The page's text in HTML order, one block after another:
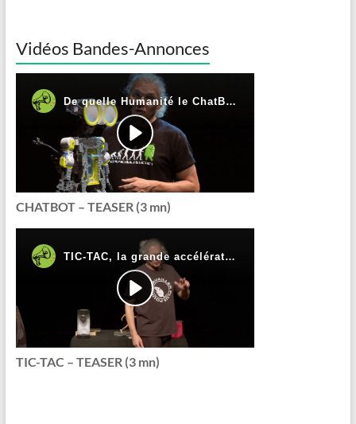
Vidéos Bandes-Annonces
CHATBOT – TEASER (3 mn)
TIC-TAC – TEASER (3 mn)